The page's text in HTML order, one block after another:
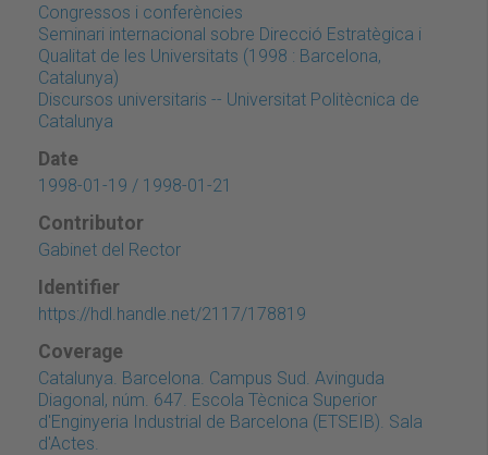
Congressos i conferències
Seminari internacional sobre Direcció Estratègica i
Qualitat de les Universitats (1998 : Barcelona,
Catalunya)
Discursos universitaris -- Universitat Politècnica de
Catalunya
Date
1998-01-19 / 1998-01-21
Contributor
Gabinet del Rector
Identifier
https://hdl.handle.net/2117/178819
Coverage
Catalunya. Barcelona. Campus Sud. Avinguda
Diagonal, núm. 647. Escola Tècnica Superior
d'Enginyeria Industrial de Barcelona (ETSEIB). Sala
d'Actes.